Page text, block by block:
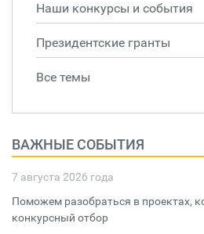
Наши конкурсы и события
Президентские гранты
Все темы
ВАЖНЫЕ СОБЫТИЯ
7 августа 2026 года
Поможем разобраться в проектах,
конкурсный отбор